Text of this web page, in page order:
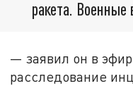
ракета. Военные
— заявил он в
расследование